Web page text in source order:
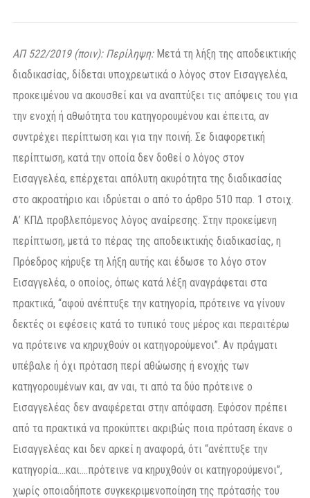
ΑΠ 522/2019 (ποιν): Περίληψη:Μετά τη λήξη της αποδεικτικής
διαδικασίας, δίδεται υποχρεωτικά ο λόγος στον Εισαγγελέα,
προκειμένου να ακουσθεί και να αναπτύξει τις απόψεις του για
την ενοχή ή αθωότητα του κατηγορουμένου και έπειτα, αν
συντρέχει περίπτωση και για την ποινή. Σε διαφορετική
περίπτωση, κατά την οποία δεν δοθεί ο λόγος στον
Εισαγγελέα, επέρχεται απόλυτη ακυρότητα της διαδικασίας
στο ακροατήριο και ιδρύεται ο από το άρθρο 510 παρ. 1 στοιχ.
Α’ ΚΠΔ προβλεπόμενος λόγος αναίρεσης. Στην προκείμενη
περίπτωση, μετά το πέρας της αποδεικτικής διαδικασίας, η
Πρόεδρος κήρυξε τη λήξη αυτής και έδωσε το λόγο στον
Εισαγγελέα, ο οποίος, όπως κατά λέξη αναγράφεται στα
πρακτικά, “αφού ανέπτυξε την κατηγορία, πρότεινε να γίνουν
δεκτές οι εφέσεις κατά το τυπικό τους μέρος και περαιτέρω
να πρότεινε να κηρυχθούν οι κατηγορούμενοι”. Αν πράγματι
υπέβαλε ή όχι πρόταση περί αθώωσης ή ενοχής των
κατηγορουμένων και, αν ναι, τι από τα δύο πρότεινε ο
Εισαγγελέας δεν αναφέρεται στην απόφαση. Εφόσον πρέπει
από τα πρακτικά να προκύπτει ακριβώς ποια πρόταση έκανε ο
Εισαγγελέας και δεν αρκεί η αναφορά, ότι “ανέπτυξε την
κατηγορία….και….πρότεινε να κηρυχθούν οι κατηγορούμενοι”,
χωρίς οποιαδήποτε συγκεκριμενοποίηση της πρότασής του